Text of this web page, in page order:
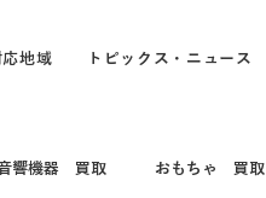
応地域 トピックス・ニュース
響機器 買取 おもちゃ 買取